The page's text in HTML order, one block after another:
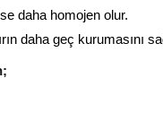
daha homojen olur.
daha geç